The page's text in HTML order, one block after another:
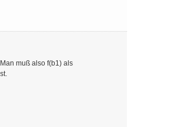
muß also f(b1) als